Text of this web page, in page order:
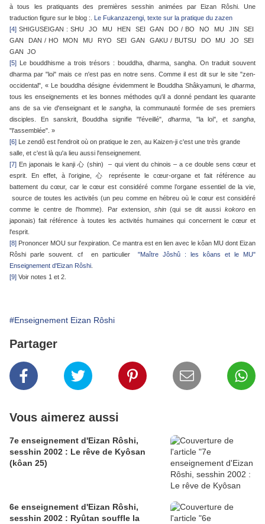
à tous les pratiquants des premières sesshin animées par Eizan Rôshi. Une
traduction figure sur le blog :. Le Fukanzazengi, texte sur la pratique du zazen
[4] SHIGUSEIGAN : SHU JO MU HEN SEI GAN DO / BO NO MU JIN SEI
GAN DAN / HO MON MU RYO SEI GAN GAKU / BUTSU DO MU JO SEI
GAN JO
[5] Le bouddhisme a trois trésors : bouddha, dharma, sangha. On traduit souvent
dharma par "loi" mais ce n'est pas en notre sens. Comme il est dit sur le site "zen-
occidental", « Le bouddha désigne évidemment le Bouddha Shâkyamuni, le dharma
tous les enseignements et les bonnes méthodes qu'il a donné pendant les quarante
ans de sa vie d'enseignant et le sangha , la communauté formée de ses premiers
disciples. En sanskrit, Bouddha signifie "l'éveillé", dharma, "la loi", etsangha
"l'assemblée". »
[6] Le zendô est l'endroit où on pratique le zen, au Kaizen-ji c'est une très grande
salle, et c'est là qu'a lieu aussi l'enseignement.
[7] En japonais le kanji 心 (shin) – qui vient du chinois – a ce double sens cœur et
esprit. En effet, à l’origine, 心 représente le cœur-organe et fait référence au
battement du cœur, car le cœur est considéré comme l’organe essentiel de la vie,
source de toutes les activités (un peu comme en hébreu où le cœur est considéré
comme le centre de l'homme). Par extension,shin (qui se dit aussi kokoroen
japonais) fait référence à toutes les activités humaines qui concernent le cœur et
l'esprit.
[8] Prononcer MOU sur l'expiration. Ce mantra est en lien avec le kôan MU dont Eizan
Rôshi parle souvent. cf en particulier"Maître Jôshû : les kôans et le MU"
Enseignement d'Eizan Rôshi
[9] Voir notes 1 et 2.
#Enseignement Eizan Rôshi
Partager
Vous aimerez aussi
7e enseignement d'Eizan Rôshi,
sesshin 2002 : Le rêve de Kyôsan
(kôan 25)
6e enseignement d'Eizan Rôshi,
sesshin 2002 : Ryûtan souffle la